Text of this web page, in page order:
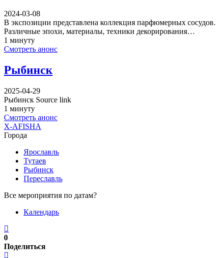
2024-03-08
В экспозиции представлена коллекция парфюмерных сосудов.
Различные эпохи, материалы, техники декорирования…
1 минуту
Смотреть анонс
Рыбинск
2025-04-29
Рыбинск Source link
1 минуту
Смотреть анонс
X-AFISHA
Города
Ярославль
Тутаев
Рыбинск
Переславль
Все мероприятия по датам?
Календарь
0
Поделиться